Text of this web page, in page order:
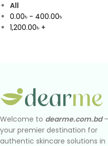
All
0.00৳ - 400.00৳
1,200.00৳ +
Welcome to dearme.com.bd
your premier destination for
authentic skincare solutions in